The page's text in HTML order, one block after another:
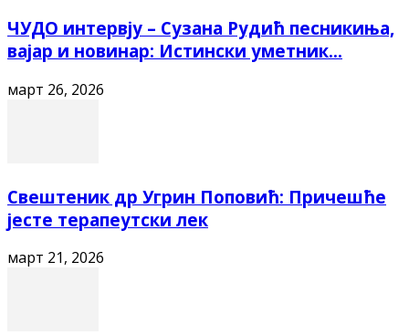
ЧУДО интервју – Сузана Рудић песникиња,
вајар и новинар: Истински уметник...
март 26, 2026
Свештеник др Угрин Поповић: Причешће
јесте терапеутски лек
март 21, 2026